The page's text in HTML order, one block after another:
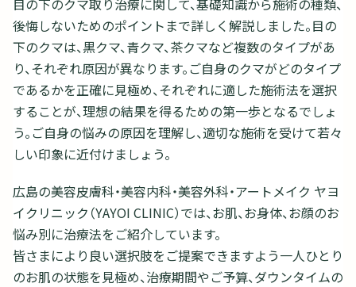
後悔しないためのポイントまで詳しく解説しました。目の
下のクマは、黒クマ、青クマ、茶クマなど複数のタイプがあ
り、それぞれ原因が異なります。ご自身のクマがどのタイプ
であるかを正確に見極め、それぞれに適した施術法を選択
することが、理想の結果を得るための第一歩となるでしょ
う。ご自身の悩みの原因を理解し、適切な施術を受けて若々
しい印象に近付けましょう。
広島の美容皮膚科・美容内科・美容外科・アートメイク ヤヨ
イクリニック（YAYOI CLINIC）では、お肌、お身体、お顔のお
悩み別に治療法をご紹介しています。
皆さまにより良い選択肢をご提案できますよう一人ひとり
のお肌の状態を見極め、治療期間やご予算、ダウンタイムの